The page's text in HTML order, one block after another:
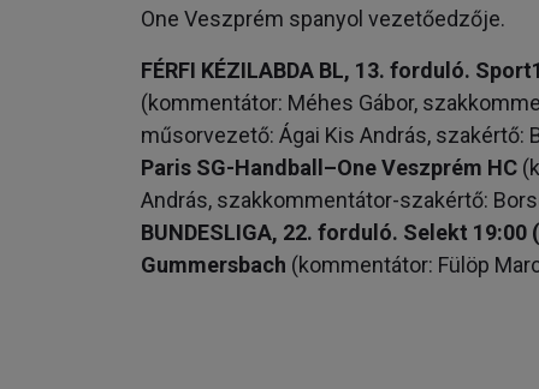
One Veszprém spanyol vezetőedzője.
FÉRFI KÉZILABDA BL, 13. forduló.
(kommentátor: Méhes Gábor,
műsorvezető: Ágai Kis András, szakértő:
Paris SG-Handball–One Veszprém HC
András, szakkommentátor-szakértő:
BUNDESLIGA, 22. forduló. Selekt
Gummersbach (kommentátor: Fülöp